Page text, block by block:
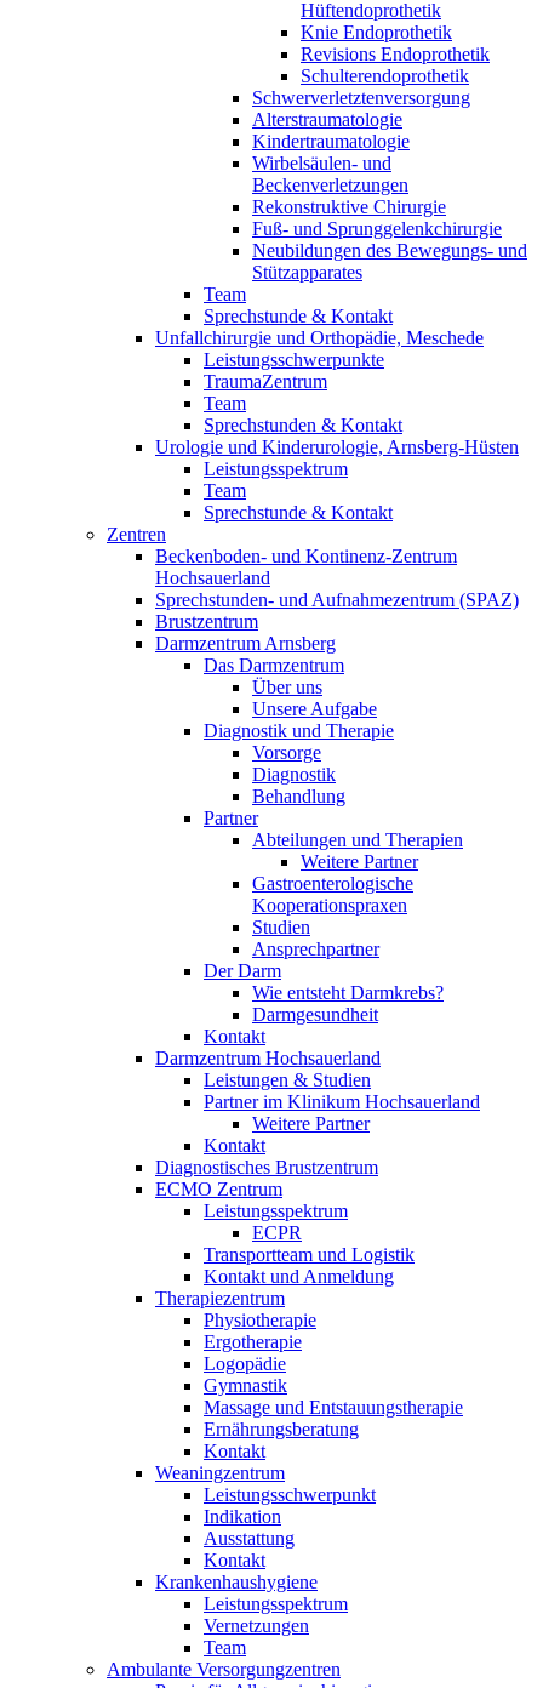
Hüftendoprothetik
Knie Endoprothetik
Revisions Endoprothetik
Schulterendoprothetik
Schwerverletztenversorgung
Alterstraumatologie
Kindertraumatologie
Wirbelsäulen- und
Beckenverletzungen
Rekonstruktive Chirurgie
Fuß- und Sprunggelenkchirurgie
Neubildungen des Bewegungs- und
Stützapparates
Team
Sprechstunde & Kontakt
Unfallchirurgie und Orthopädie, Meschede
Leistungsschwerpunkte
TraumaZentrum
Team
Sprechstunden & Kontakt
Urologie und Kinderurologie, Arnsberg-Hüsten
Leistungsspektrum
Team
Sprechstunde & Kontakt
Zentren
Beckenboden- und Kontinenz-Zentrum
Hochsauerland
Sprechstunden- und Aufnahmezentrum (SPAZ)
Brustzentrum
Darmzentrum Arnsberg
Das Darmzentrum
Über uns
Unsere Aufgabe
Diagnostik und Therapie
Vorsorge
Diagnostik
Behandlung
Partner
Abteilungen und Therapien
Weitere Partner
Gastroenterologische
Kooperationspraxen
Studien
Ansprechpartner
Der Darm
Wie entsteht Darmkrebs?
Darmgesundheit
Kontakt
Darmzentrum Hochsauerland
Leistungen & Studien
Partner im Klinikum Hochsauerland
Weitere Partner
Kontakt
Diagnostisches Brustzentrum
ECMO Zentrum
Leistungsspektrum
ECPR
Transportteam und Logistik
Kontakt und Anmeldung
Therapiezentrum
Physiotherapie
Ergotherapie
Logopädie
Gymnastik
Massage und Entstauungstherapie
Ernährungsberatung
Kontakt
Weaningzentrum
Leistungsschwerpunkt
Indikation
Ausstattung
Kontakt
Krankenhaushygiene
Leistungsspektrum
Vernetzungen
Team
Ambulante Versorgungzentren